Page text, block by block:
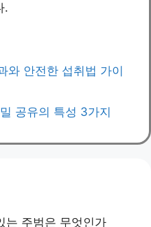
.
와 안전한 섭취법 가이
공유의 특성 3가지
는 주범은 무엇인가